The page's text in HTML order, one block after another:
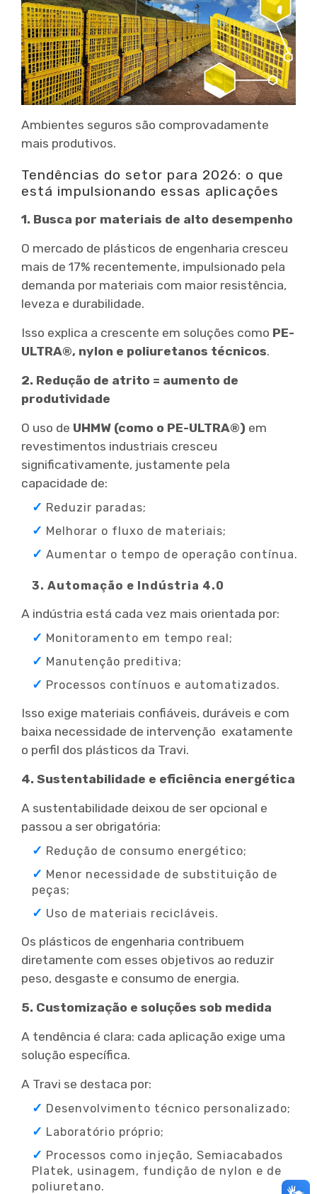
Ambientes seguros são comprovadamente
mais produtivos.
Tendências do setor para 2026: o que
está impulsionando essas aplicações
1. Busca por materiais de alto desempenho
O mercado de plásticos de engenharia cresceu
mais de 17% recentemente, impulsionado pela
demanda por materiais com maior resistência,
leveza e durabilidade.
Isso explica a crescente em soluções como PE-
ULTRA®, nylon e poliuretanos técnicos.
2. Redução de atrito = aumento de
produtividade
O uso de UHMW (como o PE-ULTRA®) em
revestimentos industriais cresceu
significativamente, justamente pela
capacidade de:
Reduzir paradas;
Melhorar o fluxo de materiais;
Aumentar o tempo de operação contínua.
3. Automação e Indústria 4.0
A indústria está cada vez mais orientada por:
Monitoramento em tempo real;
Manutenção preditiva;
Processos contínuos e automatizados.
Isso exige materiais confiáveis, duráveis e com
baixa necessidade de intervenção exatamente
o perfil dos plásticos da Travi.
4. Sustentabilidade e eficiência energética
A sustentabilidade deixou de ser opcional e
passou a ser obrigatória:
Redução de consumo energético;
Menor necessidade de substituição de
peças;
Uso de materiais recicláveis.
Os plásticos de engenharia contribuem
diretamente com esses objetivos ao reduzir
peso, desgaste e consumo de energia.
5. Customização e soluções sob medida
A tendência é clara: cada aplicação exige uma
solução específica.
A Travi se destaca por:
Desenvolvimento técnico personalizado;
Laboratório próprio;
Processos como injeção, Semiacabados
Platek, usinagem, fundição de nylon e de
poliuretano.